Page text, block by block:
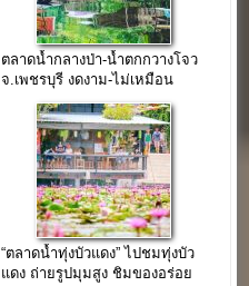
ตลาดน้ำกลางป่า-น้ำตกกวางโจว
จ.เพชรบุรี งดงาม-ไม่เหมือน
“ตลาดน้ำทุ่งบัวแดง” ไปชมทุ่งบัว
แดง ถ่ายรูปมุมสูง ชิมของอร่อย